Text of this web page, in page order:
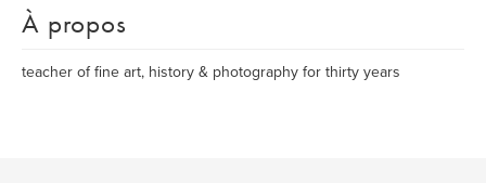
À propos
teacher of fine art, history & photography for thirty years